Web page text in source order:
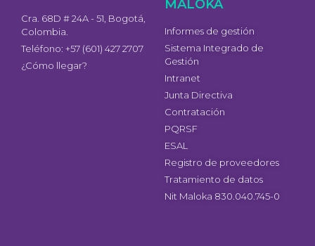
Cra. 68D # 24A - 51, Bogotá,
Colombia.
Teléfono: +57 (601) 427 2707
¿Cómo llegar?
MALOKA
Informes de gestión
Sistema Integrado de
Gestión
Intranet
Junta Directiva
Contratación
PQRSF
ESAL
Registro de proveedores
Tratamiento de datos
Nit Maloka 830.040.745-0